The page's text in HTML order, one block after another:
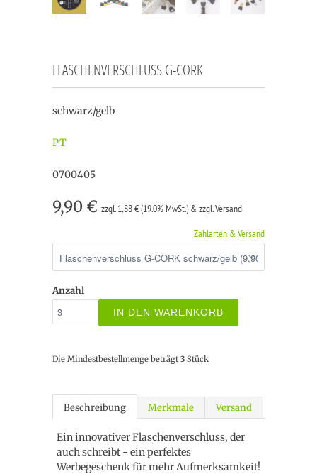
FLASCHENVERSCHLUSS G-CORK
schwarz/gelb
PT
0700405
9,90 € zzgl. 1,88 € (19.0% MwSt.) & zzgl. Versand
Zahlarten & Versand
Anzahl
IN DEN WARENKORB
Die Mindestbestellmenge beträgt 3 Stück
Beschreibung Merkmale Versand
Ein innovativer Flaschenverschluss, der
auch schreibt - ein perfektes
Werbegeschenk für mehr Aufmerksamkeit!